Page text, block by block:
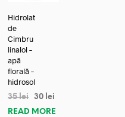
Hidrolat
de
Cimbru
linalol –
apă
florală –
hidrosol
35lei 30 lei
READ MORE